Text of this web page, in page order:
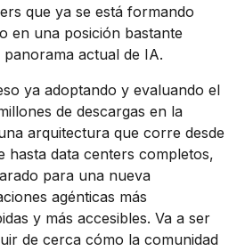
que ya se está formando
en una posición bastante
actual de IA.
ya adoptando y evaluando el
de descargas en la
arquitectura que corre desde
hasta data centers completos,
para una nueva
agénticas más
y más accesibles. Va a ser
de cerca cómo la comunidad